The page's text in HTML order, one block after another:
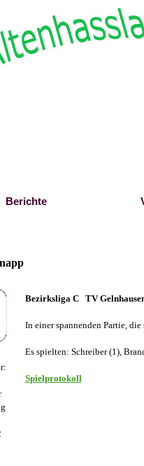
Berichte
Bezirksliga C TV
In einer spannenden Partie,
Es spielten: Schreiber (1),
Spielprotokoll